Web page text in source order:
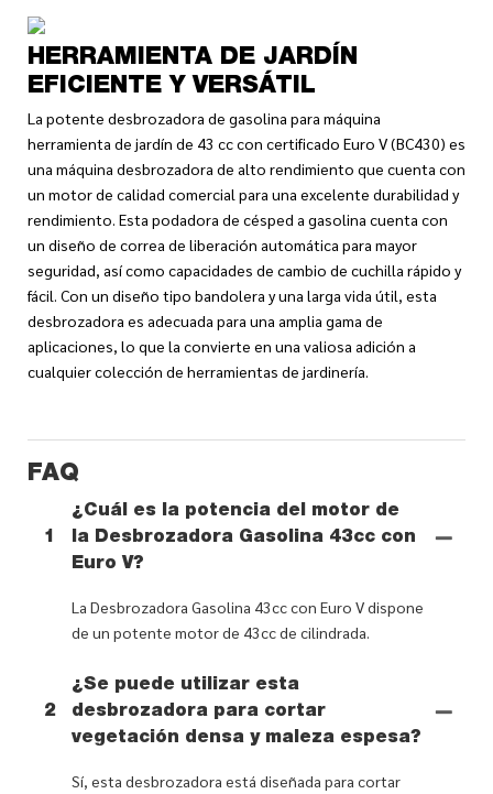
HERRAMIENTA DE JARDÍN
EFICIENTE Y VERSÁTIL
La potente desbrozadora de gasolina para máquina
herramienta de jardín de 43 cc con certificado Euro V (BC430) es
una máquina desbrozadora de alto rendimiento que cuenta con
un motor de calidad comercial para una excelente durabilidad y
rendimiento. Esta podadora de césped a gasolina cuenta con
un diseño de correa de liberación automática para mayor
seguridad, así como capacidades de cambio de cuchilla rápido y
fácil. Con un diseño tipo bandolera y una larga vida útil, esta
desbrozadora es adecuada para una amplia gama de
aplicaciones, lo que la convierte en una valiosa adición a
cualquier colección de herramientas de jardinería.
FAQ
1
¿Cuál es la potencia del motor de
la Desbrozadora Gasolina 43cc con
Euro V?
La Desbrozadora Gasolina 43cc con Euro V dispone
de un potente motor de 43cc de cilindrada.
2
¿Se puede utilizar esta
desbrozadora para cortar
vegetación densa y maleza espesa?
Sí, esta desbrozadora está diseñada para cortar